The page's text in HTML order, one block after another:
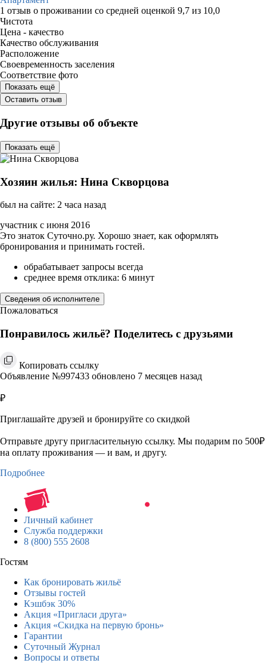
1 отзыв о проживании со средней оценкой 9,7 из 10,0
Чистота
Цена - качество
Качество обслуживания
Расположение
Своевременность заселения
Соответствие фото
Показать ещё
Оставить отзыв
Другие отзывы об объекте
Показать ещё
Хозяин жилья: Нина Скворцова
был на сайте: 2 часа назад
участник с июня 2016
Это знаток Суточно.ру. Хорошо знает, как оформлять
бронирования и принимать гостей.
обрабатывает запросы всегда
среднее время отклика: 6 минут
Сведения об исполнителе
Пожаловаться
Понравилось жильё? Поделитесь с друзьями
Копировать ссылку
Объявление №997433 обновлено 7 месяцев назад
₽
Приглашайте друзей и бронируйте со скидкой
Отправьте другу пригласительную ссылку. Мы подарим по 500₽
на оплату проживания — и вам, и другу.
Подробнее
Личный кабинет
Служба поддержки
8 (800) 555 2608
Гостям
Как бронировать жильё
Отзывы гостей
Кэшбэк 30%
Акция «Пригласи друга»
Акция «Скидка на первую бронь»
Гарантии
Суточный Журнал
Вопросы и ответы